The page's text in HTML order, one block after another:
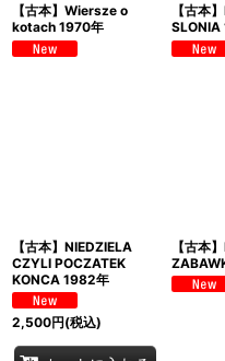
【古本】Wiersze o
kotach 1970年
【古本
SLONIA
【古本】NIEDZIELA
CZYLI POCZATEK
KONCA 1982年
2,500円(税込)
【古本